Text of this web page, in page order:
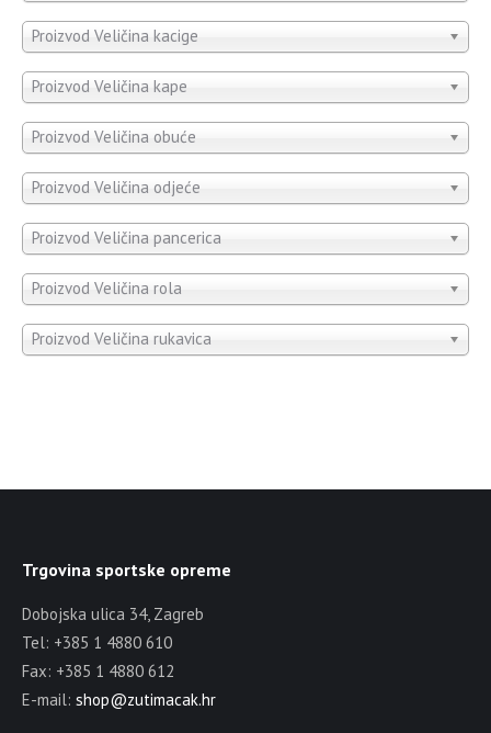
Proizvod Veličina kacige
Proizvod Veličina kape
Proizvod Veličina obuće
Proizvod Veličina odjeće
Proizvod Veličina pancerica
Proizvod Veličina rola
Proizvod Veličina rukavica
Trgovina sportske opreme
Dobojska ulica 34, Zagreb
Tel: +385 1 4880 610
Fax: +385 1 4880 612
E-mail: shop@zutimacak.hr